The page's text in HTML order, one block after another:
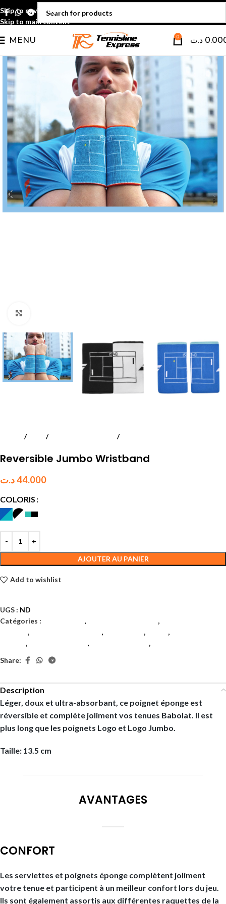
Skip to navigation
Skip to main content
MENU 0 د.ت
Padel Accessoires textiles Poignets éponge
Reversible Jumbo Wristband
44.000د.ت
COLORIS
AJOUTER AU PANIER
Add to wishlist
UGS : ND
Catégories :
, ,
, , , ,
, , ,
Share:
Description
Léger, doux et ultra-absorbant, ce poignet éponge est
réversible et complète joliment vos tenues Babolat. Il est
plus long que les poignets Logo et Logo Jumbo.
Taille: 13.5 cm
AVANTAGES
CONFORT
Les serviettes et poignets éponge complètent joliment
votre tenue et participent à un meilleur confort lors du jeu.
Ils sont également assortis aux différentes raquettes de la